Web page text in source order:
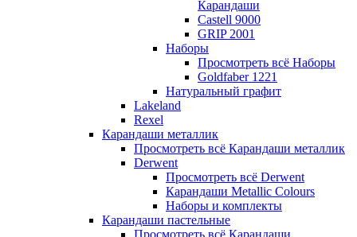
Карандаши
Castell 9000
GRIP 2001
Наборы
Просмотреть всё Наборы
Goldfaber 1221
Натуральный графит
Lakeland
Rexel
Карандаши металлик
Просмотреть всё Карандаши металлик
Derwent
Просмотреть всё Derwent
Карандаши Metallic Colours
Наборы и комплекты
Карандаши пастельные
Просмотреть всё Карандаши